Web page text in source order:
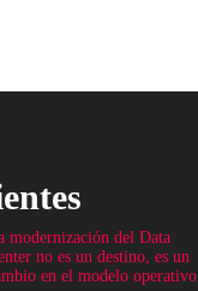
modernización del Data
no es un destino, es un
en el modelo operativo